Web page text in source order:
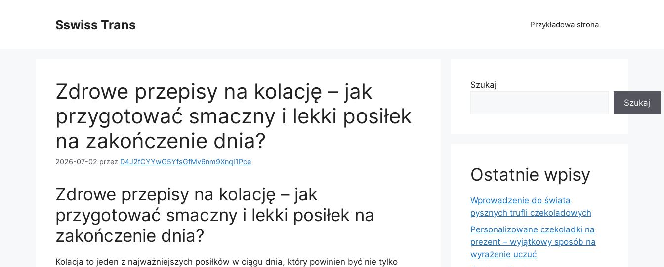
Sswiss Trans Przykładowa strona
Zdrowe przepisy na kolację – jak
przygotować smaczny i lekki posiłek
na zakończenie dnia?
2026-07-02 przez D4J2fCYYwG5YfsGfMv6nm9XnqI1Pce
Zdrowe przepisy na kolację – jak
przygotować smaczny i lekki posiłek na
zakończenie dnia?
Kolacja to jeden z najważniejszych posiłków w ciągu dnia, który powinien być nie tylko
Szukaj
Szukaj
Ostatnie wpisy
Wprowadzenie do świata
pysznych trufli czekoladowych
Personalizowane czekoladki na
prezent – wyjątkowy sposób na
wyrażenie uczuć